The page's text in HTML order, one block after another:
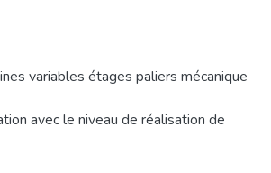
variables étages paliers mécanique
avec le niveau de réalisation de